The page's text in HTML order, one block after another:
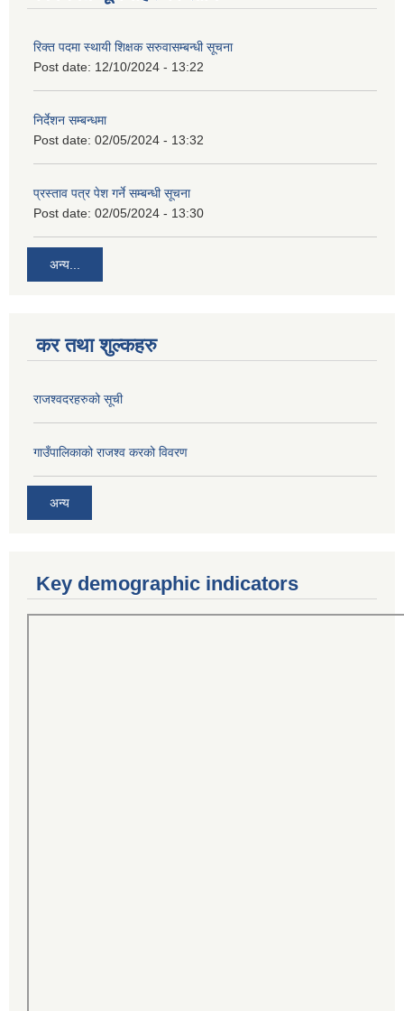
रिक्त पदमा स्थायी शिक्षक सरुवासम्बन्धी सूचना
Post date: 12/10/2024 - 13:22
निर्देशन सम्बन्धमा
Post date: 02/05/2024 - 13:32
प्रस्ताव पत्र पेश गर्ने सम्बन्धी सूचना
Post date: 02/05/2024 - 13:30
अन्य...
कर तथा शुल्कहरु
राजश्वदरहरुको सूची
गाउँपालिकाको राजश्व करको विवरण
अन्य
Key demographic indicators